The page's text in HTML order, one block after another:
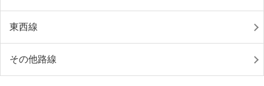
東西線
その他路線